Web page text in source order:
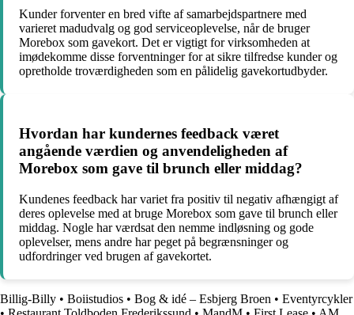
Kunder forventer en bred vifte af samarbejdspartnere med
varieret madudvalg og god serviceoplevelse, når de bruger
Morebox som gavekort. Det er vigtigt for virksomheden at
imødekomme disse forventninger for at sikre tilfredse kunder og
opretholde troværdigheden som en pålidelig gavekortudbyder.
Hvordan har kundernes feedback været
angående værdien og anvendeligheden af
Morebox som gave til brunch eller middag?
Kundenes feedback har variet fra positiv til negativ afhængigt af
deres oplevelse med at bruge Morebox som gave til brunch eller
middag. Nogle har værdsat den nemme indløsning og gode
oplevelser, mens andre har peget på begrænsninger og
udfordringer ved brugen af gavekortet.
Billig-Billy • Boiistudios • Bog & idé – Esbjerg Broen • Eventyrcykler